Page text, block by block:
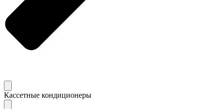
Кассетные кондиционеры